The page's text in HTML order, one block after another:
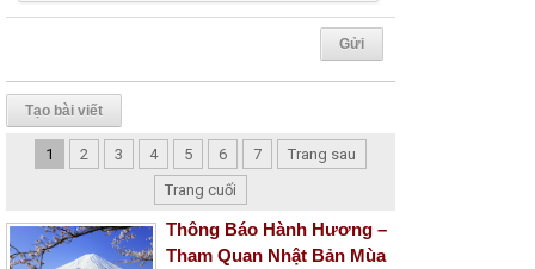
Tạo bài viết
1 2 3 4 5 6 7
Trang sau
Trang cuối
Thông Báo Hành Hương –
Tham Quan Nhật Bản Mùa